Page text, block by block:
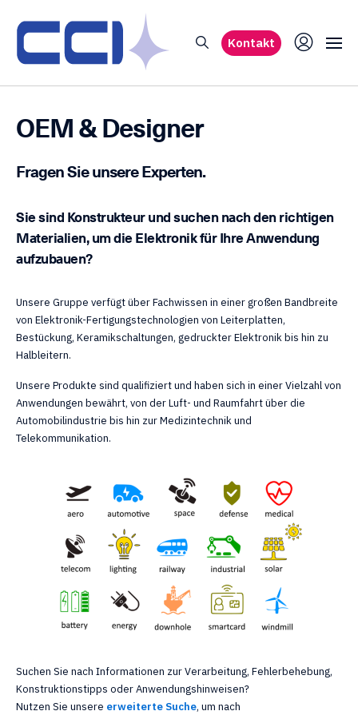
Kontakt
OEM & Designer
Fragen Sie unsere Experten.
Sie sind Konstrukteur und suchen nach den richtigen
Materialien, um die Elektronik für Ihre Anwendung
aufzubauen?
Unsere Gruppe verfügt über Fachwissen in einer großen Bandbreite
von Elektronik-Fertigungstechnologien von Leiterplatten,
Bestückung, Keramikschaltungen, gedruckter Elektronik bis hin zu
Halbleitern.
Unsere Produkte sind qualifiziert und haben sich in einer Vielzahl von
Anwendungen bewährt, von der Luft- und Raumfahrt über die
Automobilindustrie bis hin zur Medizintechnik und
Telekommunikation.
Suchen Sie nach Informationen zur Verarbeitung, Fehlerbehebung,
Konstruktionstipps oder Anwendungshinweisen?
Nutzen Sie unsere erweiterte Suche, um nach